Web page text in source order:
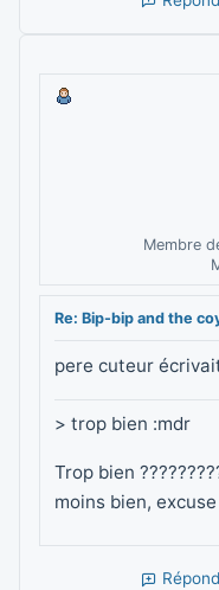
Membre
Re: Bip-bip and the
pere cuteur
> trop bien :mdr
Trop bien
moins bien,